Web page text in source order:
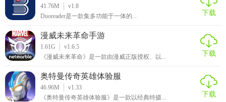
对于需要频繁修改地理位置信息的用户来说，Fake Location免
费解锁版无疑是一个理想的选择。它功能全面、操作简便、
稳定可靠，能够满足各种场景下的定位需求。无论是游戏玩
家、社交应用用户还是其他需要模拟定位的人群，都能从中
受益。不过，请注意合理使用该软件，避免违反相关法律法
规或平台规定。
41.76M
v1.8
Duoreader是一款集多功能于一体的...
下载
漫威未来革命手游
1.61G
v1.6.5
《漫威未来革命》是一款由漫威正版授权、以...
下载
奥特曼传奇英雄体验服
46.96M
v1.33
《奥特曼传奇英雄体验服》是一款以经典特摄...
下载